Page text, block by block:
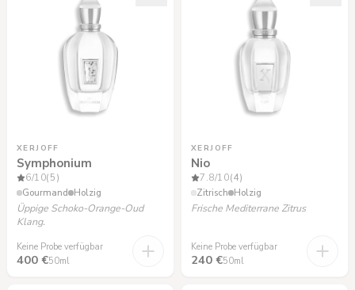
XERJOFF
Symphonium
6/10(5)
Gourmand Holzig
Üppige Schoko-Orange-Oud
Klang.
Keine Probe verfügbar
400 €50ml
XERJOFF
Nio
7.8/10(4)
Zitrisch Holzig
Frische Mediterrane Zitrus
Keine Probe verfügbar
240 €50ml